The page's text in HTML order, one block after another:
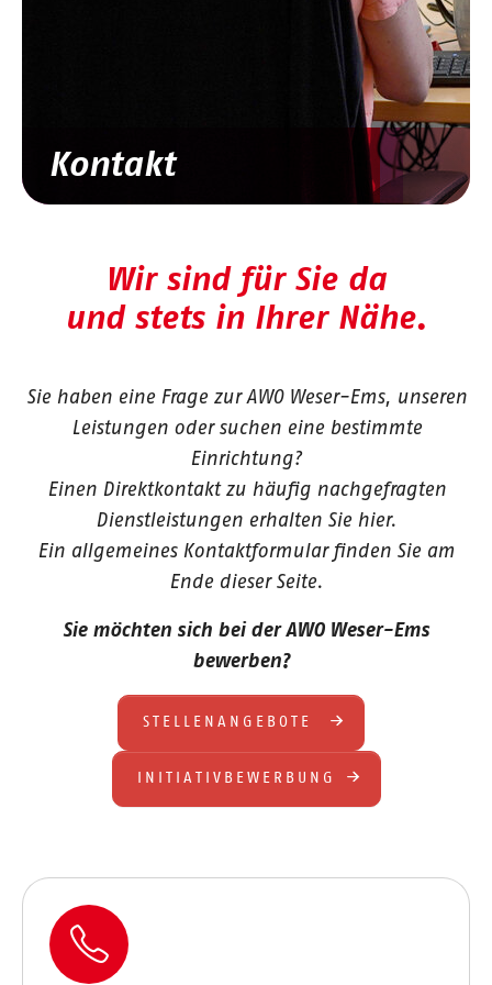
Kontakt
Wir sind für Sie da
und stets in Ihrer Nähe.
Sie haben eine Frage zur AWO Weser-Ems, unseren
Leistungen oder suchen eine bestimmte
Einrichtung?
Einen Direktkontakt zu häufig nachgefragten
Dienstleistungen erhalten Sie hier.
Ein allgemeines Kontaktformular finden Sie am
Ende dieser Seite.
Sie möchten sich bei der AWO Weser-Ems
bewerben?
STELLENANGEBOTE
INITIATIVBEWERBUNG